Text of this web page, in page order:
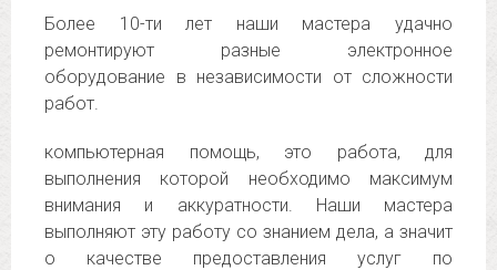
Более 10-ти лет наши мастера удачно
ремонтируют разные электронное
оборудование в независимости от сложности
работ.
компьютерная помощь, это работа, для
выполнения которой необходимо максимум
внимания и аккуратности. Наши мастера
выполняют эту работу со знанием дела, а значит
о качестве предоставления услуг по